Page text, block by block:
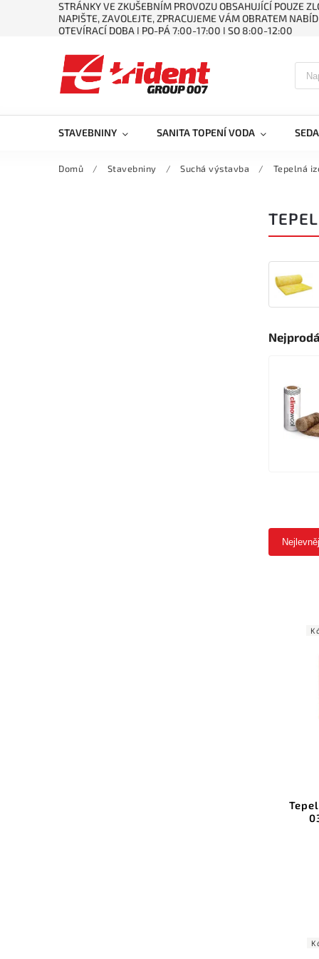
STRÁNKY VE ZKUŠEBNÍM PROVOZU OBSAHUJÍCÍ POUZE
NAPIŠTE, ZAVOLEJTE, ZPRACUJEME VÁM OBRATEM
OTEVÍRACÍ DOBA ǀ PO-PÁ 7:00-17:00 ǀ SO 8:00-12:00
STAVEBNINY SANITA TOPENÍ VODA
Domů / Stavebniny / Suchá výstavba / Tepelná